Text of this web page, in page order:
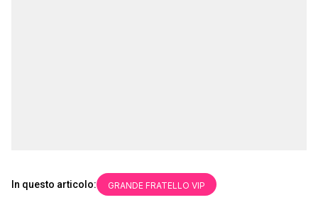
In questo articolo: GRANDE FRATELLO VIP